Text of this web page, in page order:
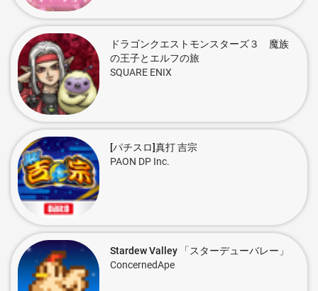
ドラゴンクエストモンスターズ３ 魔族
の王子とエルフの旅
SQUARE ENIX
[パチスロ]真打 吉宗
PAON DP Inc.
Stardew Valley 「スターデューバレー」
ConcernedApe